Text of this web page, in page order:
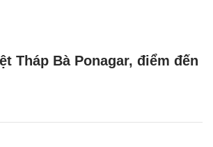
Tháp Bà Ponagar, điểm đến